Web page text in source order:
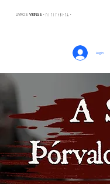
LIVROS VIKINGS · ᚢᛁᚴᛁᚴᛅᛒᛅᚴᛦ ·
Login